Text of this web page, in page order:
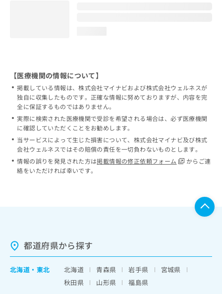
【医療機関の情報について】
掲載している情報は、株式会社マイナビおよび株式会社ウェルネスが
独自に収集したものです。正確な情報に努めておりますが、内容を完
全に保証するものではありません。
実際に検索された医療機関で受診を希望される場合は、必ず医療機関
に確認していただくことをお勧めします。
当サービスによって生じた損害について、株式会社マイナビ及び株式
会社ウェルネスではその賠償の責任を一切負わないものとします。
情報の誤りを発見された方は掲載情報の修正依頼フォーム
からご連
絡をいただければ幸いです。
都道府県から探す
北海道 ・ 東北 北海道 青森県 岩手県
宮城県
秋田県
山形県
福島県